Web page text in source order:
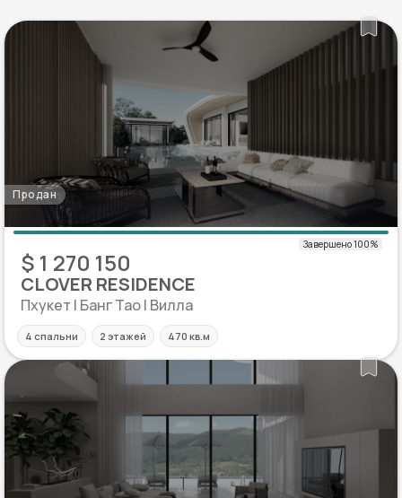
Продан
$ 1 270 150
CLOVER RESIDENCE
Пхукет | Банг Тао | Вилла
4 спальни 2 этажей 470 кв.м